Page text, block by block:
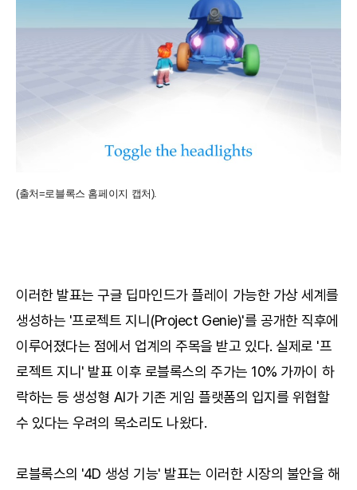
(출처=로블록스 홈페이지 캡처).
이러한 발표는 구글 딥마인드가 플레이 가능한 가상 세계를
생성하는 '프로젝트 지니(Project Genie)'를 공개한 직후에
이루어졌다는 점에서 업계의 주목을 받고 있다. 실제로 '프
로젝트 지니' 발표 이후 로블록스의 주가는 10% 가까이 하
락하는 등 생성형 AI가 기존 게임 플랫폼의 입지를 위협할
수 있다는 우려의 목소리도 나왔다.
로블록스의 '4D 생성 기능' 발표는 이러한 시장의 불안을 해